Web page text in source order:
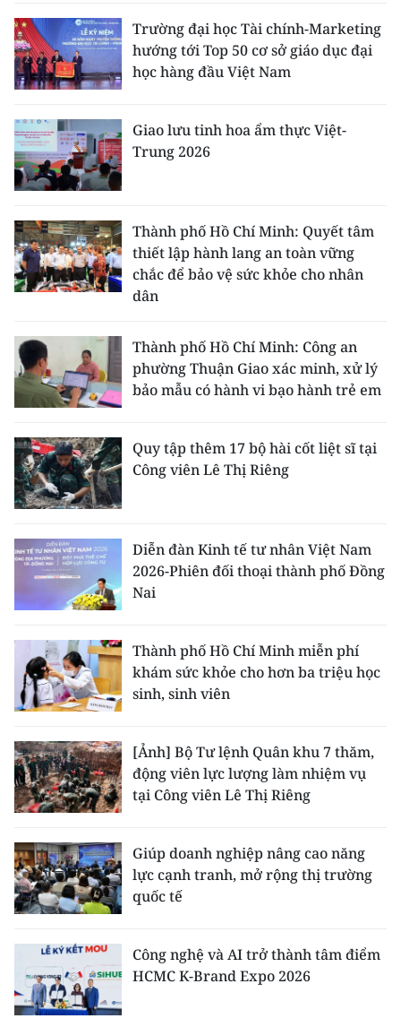
Trường đại học Tài chính-Marketing
hướng tới Top 50 cơ sở giáo dục đại
học hàng đầu Việt Nam
Giao lưu tinh hoa ẩm thực Việt-
Trung 2026
Thành phố Hồ Chí Minh: Quyết tâm
thiết lập hành lang an toàn vững
chắc để bảo vệ sức khỏe cho nhân
dân
Thành phố Hồ Chí Minh: Công an
phường Thuận Giao xác minh, xử lý
bảo mẫu có hành vi bạo hành trẻ em
Quy tập thêm 17 bộ hài cốt liệt sĩ tại
Công viên Lê Thị Riêng
Diễn đàn Kinh tế tư nhân Việt Nam
2026-Phiên đối thoại thành phố Đồng
Nai
Thành phố Hồ Chí Minh miễn phí
khám sức khỏe cho hơn ba triệu học
sinh, sinh viên
[Ảnh] Bộ Tư lệnh Quân khu 7 thăm,
động viên lực lượng làm nhiệm vụ
tại Công viên Lê Thị Riêng
Giúp doanh nghiệp nâng cao năng
lực cạnh tranh, mở rộng thị trường
quốc tế
Công nghệ và AI trở thành tâm điểm
HCMC K-Brand Expo 2026